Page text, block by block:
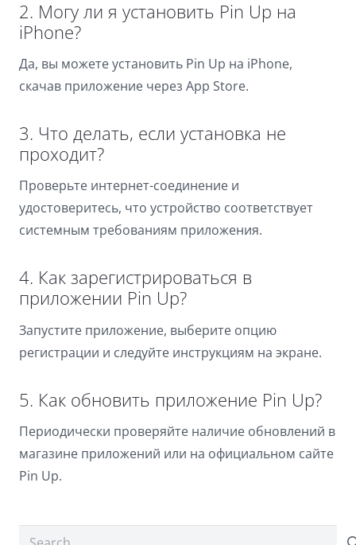
2. Могу ли я установить Pin Up на
iPhone?
Да, вы можете установить Pin Up на iPhone,
скачав приложение через App Store.
3. Что делать, если установка не
проходит?
Проверьте интернет-соединение и
удостоверитесь, что устройство соответствует
системным требованиям приложения.
4. Как зарегистрироваться в
приложении Pin Up?
Запустите приложение, выберите опцию
регистрации и следуйте инструкциям на экране.
5. Как обновить приложение Pin Up?
Периодически проверяйте наличие обновлений в
магазине приложений или на официальном сайте
Pin Up.
Search